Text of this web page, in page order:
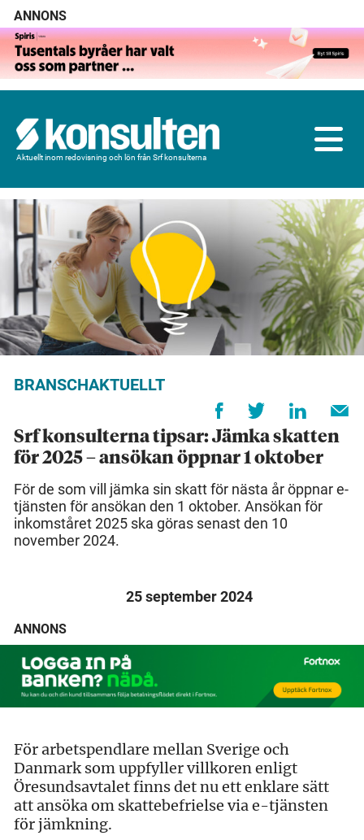
ANNONS
Aktuellt inom redovisning och lön från Srf konsulterna
BRANSCHAKTUELLT
Srf konsulterna tipsar: Jämka skatten
för 2025 – ansökan öppnar 1 oktober
För de som vill jämka sin skatt för nästa år öppnar e-
tjänsten för ansökan den 1 oktober. Ansökan för
inkomståret 2025 ska göras senast den 10
november 2024.
25 september 2024
ANNONS
För arbetspendlare mellan Sverige och
Danmark som uppfyller villkoren enligt
Öresundsavtalet finns det nu ett enklare sätt
att ansöka om skattebefrielse via e-tjänsten
för jämkning.